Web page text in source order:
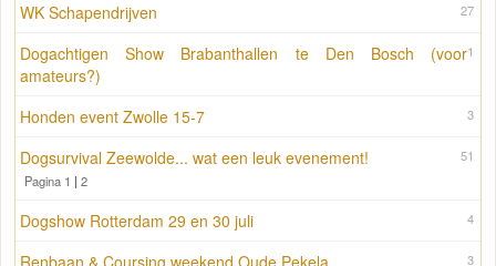
27
WK Schapendrijven
1
Dogachtigen Show Brabanthallen te Den Bosch (voor
amateurs?)
3
Honden event Zwolle 15-7
51
Dogsurvival Zeewolde... wat een leuk evenement!
Pagina 1 | 2
4
Dogshow Rotterdam 29 en 30 juli
3